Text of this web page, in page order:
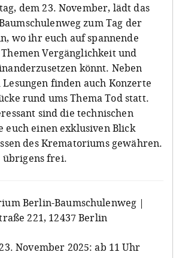
dem 23. November, lädt das
zum Tag der
wo ihr euch auf spannende
Vergänglichkeit und
könnt. Neben
finden auch Konzerte
rund ums Thema Tod statt.
sind die technischen
euch einen exklusiven Blick
des Krematoriums gewähren.
frei.
Berlin-Baumschulenweg |
221, 12437 Berlin
November 2025: ab 11 Uhr